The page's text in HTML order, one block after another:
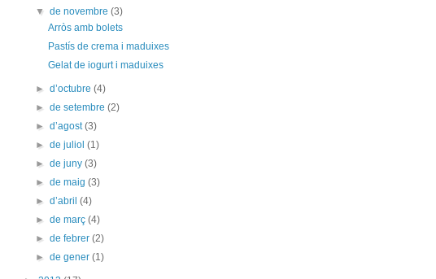
▼de novembre(3)
Arròs amb bolets
Pastís de crema i maduixes
Gelat de iogurt i maduixes
►d’octubre(4)
►de setembre(2)
►d’agost(3)
►de juliol(1)
►de juny(3)
►de maig(3)
►d’abril(4)
►de març(4)
►de febrer(2)
►de gener(1)